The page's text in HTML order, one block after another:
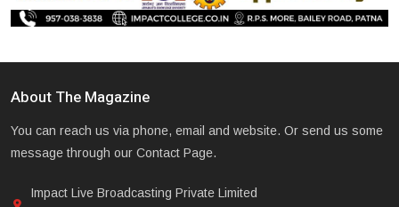
About The Magazine
You can reach us via phone, email and website. Or send us some
message through our Contact Page.
Impact Live Broadcasting Private Limited